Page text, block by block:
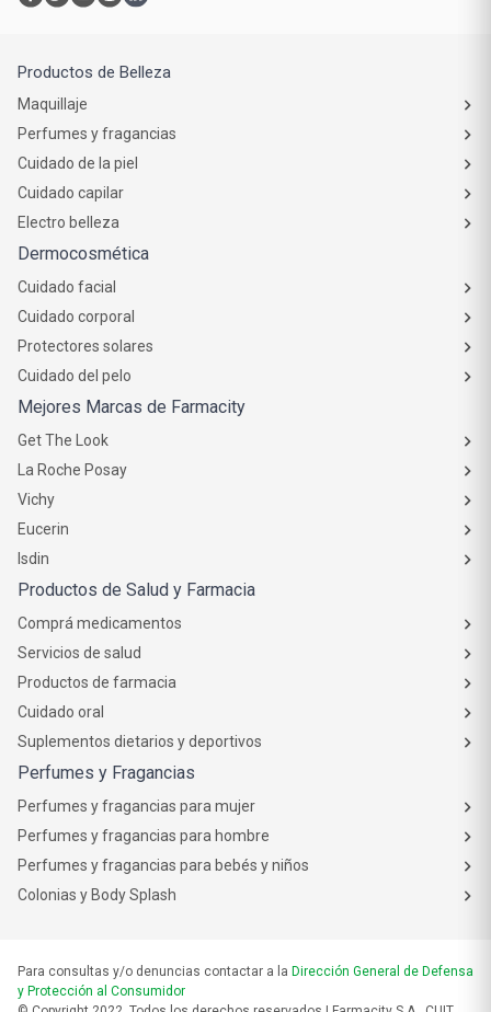
Productos de Belleza
Maquillaje
Perfumes y fragancias
Cuidado de la piel
Cuidado capilar
Electro belleza
Dermocosmética
Cuidado facial
Cuidado corporal
Protectores solares
Cuidado del pelo
Mejores Marcas de Farmacity
Get The Look
La Roche Posay
Vichy
Eucerin
Isdin
Productos de Salud y Farmacia
Comprá medicamentos
Servicios de salud
Productos de farmacia
Cuidado oral
Suplementos dietarios y deportivos
Perfumes y Fragancias
Perfumes y fragancias para mujer
Perfumes y fragancias para hombre
Perfumes y fragancias para bebés y niños
Colonias y Body Splash
Para consultas y/o denuncias contactar a la Dirección General de Defensa
y Protección al Consumidor